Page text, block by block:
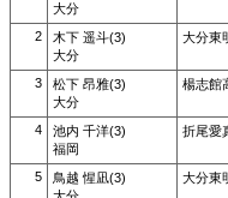
大分
2
木下 遥斗(3)
大分
大分東
3
松下 昂雅(3)
大分
楊志館
4
池内 千洋(3)
福岡
折尾愛
5
鳥越 惺凪(3)
大分東